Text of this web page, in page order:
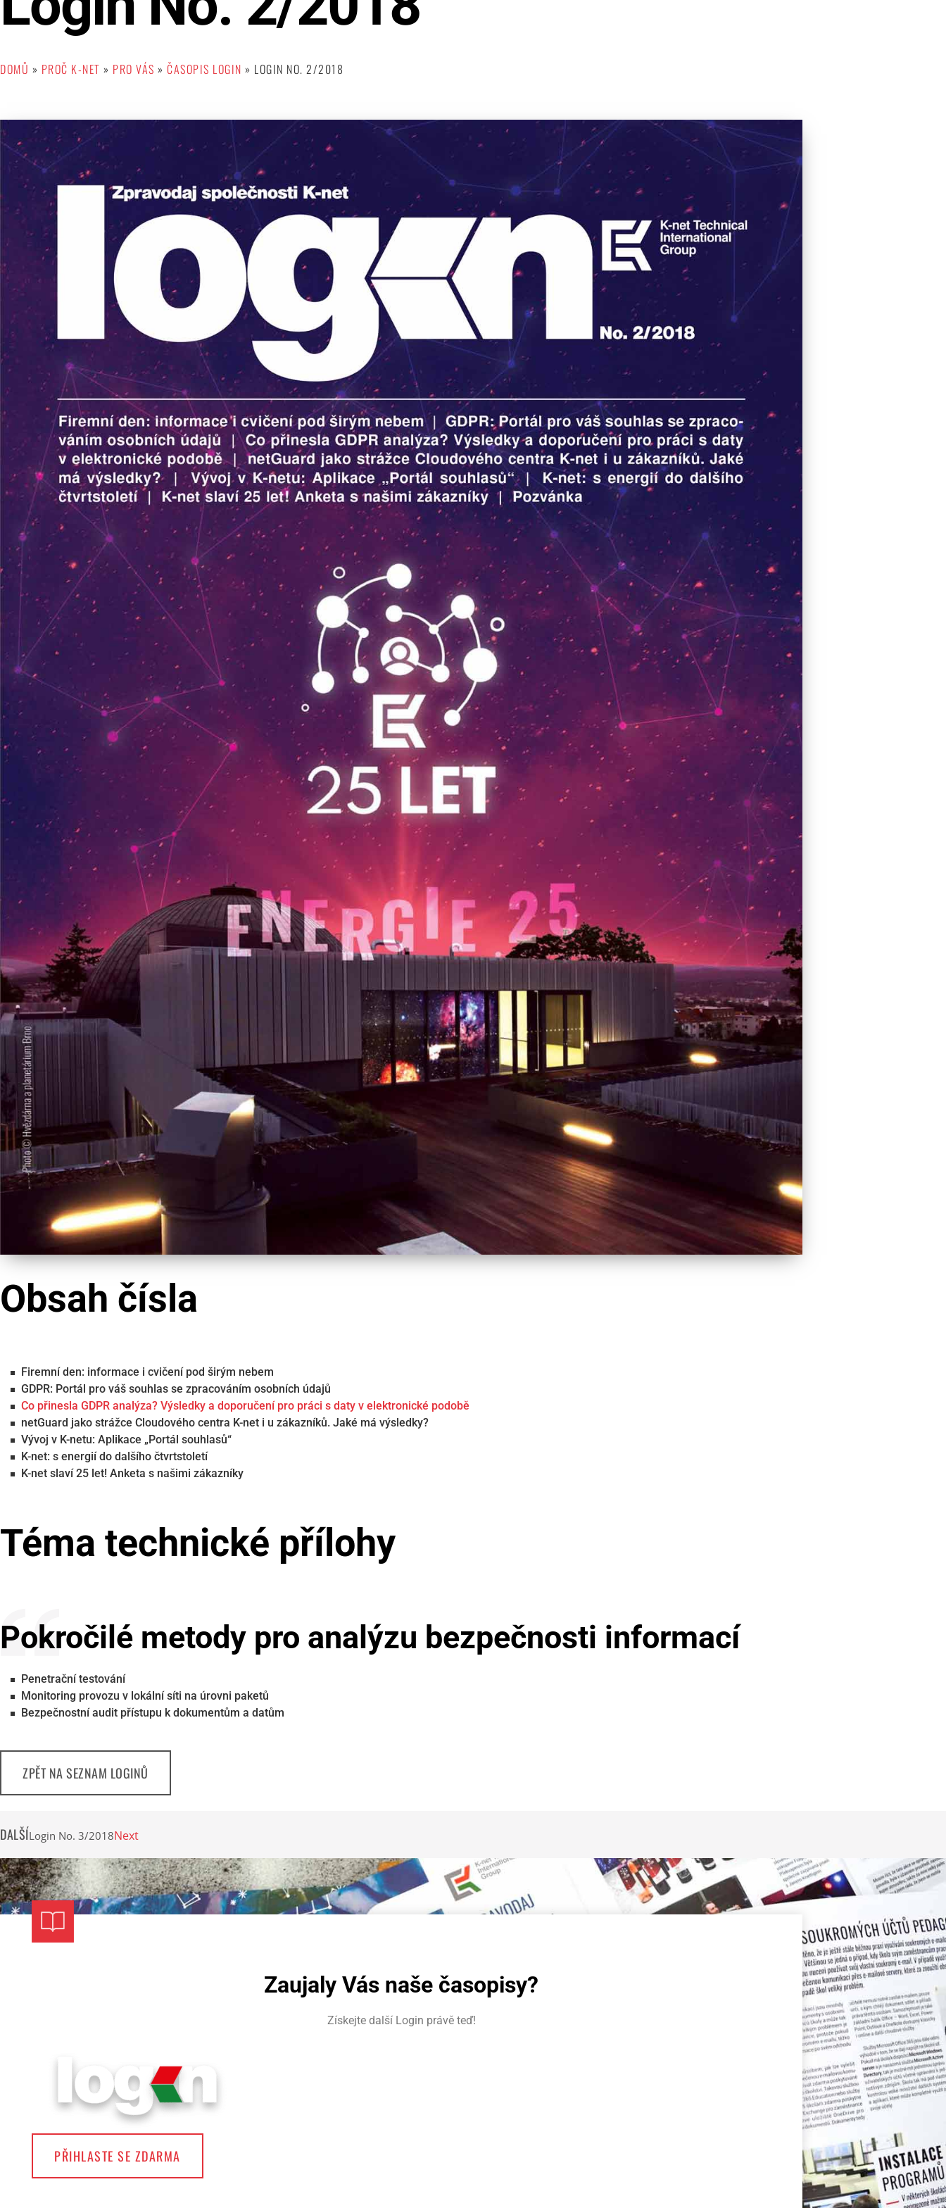
DOMŮ » PROČ K-NET » PRO VÁS » ČASOPIS LOGIN » LOGIN NO. 2/2018
Obsah čísla
Firemní den: informace i cvičení pod širým nebem
GDPR: Portál pro váš souhlas se zpracováním osobních údajů
Co přinesla GDPR analýza? Výsledky a doporučení pro práci s daty v elektronické podobě
netGuard jako strážce Cloudového centra K-net i u zákazníků. Jaké má výsledky?
Vývoj v K-netu: Aplikace „Portál souhlasů“
K-net: s energií do dalšího čtvrtstoletí
K-net slaví 25 let! Anketa s našimi zákazníky
Téma technické přílohy
Pokročilé metody pro analýzu bezpečnosti informací
Penetrační testování
Monitoring provozu v lokální síti na úrovni paketů
Bezpečnostní audit přístupu k dokumentům a datům
ZPĚT NA SEZNAM LOGINŮ
DALŠÍLogin No. 3/2018Next
Zaujaly Vás naše časopisy?​
Získejte další Login právě teď!
PŘIHLASTE SE ZDARMA